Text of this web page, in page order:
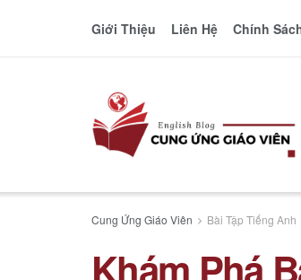
Giới Thiệu Liên Hệ Chính
Cung Ứng Giáo Viên Bài Tập Tiếng Anh
Khám Phá